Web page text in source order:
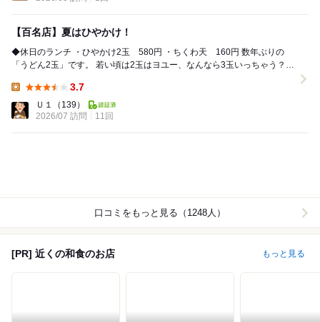
【百名店】夏はひやかけ！
◆休日のランチ ・ひやかけ2玉 580円 ・ちくわ天 160円 数年ぶりの
「うどん2玉」です。 若い頃は2玉はヨユー、なんなら3玉いっちゃう？の
3.7
Ｕ１
（139）
2026/07 訪問
11回
口コミをもっと見る（1248人）
[PR] 近くの和食のお店 もっと見る